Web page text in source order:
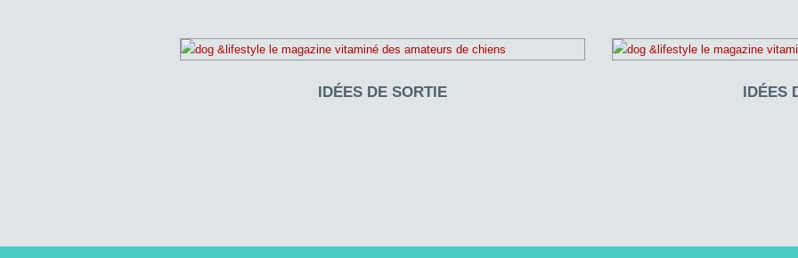
IDÉES DE SORTIE IDÉES